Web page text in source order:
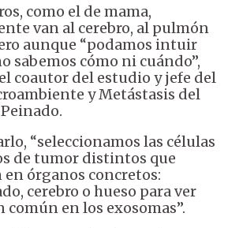
como el de mama,
van al cerebro, al pulmón
aunque “podamos intuir
sabemos cómo ni cuándo”,
coautor del estudio y jefe del
y Metástasis del
“seleccionamos las células
de tumor distintos que
órganos concretos:
cerebro o hueso para ver
común en los exosomas”.